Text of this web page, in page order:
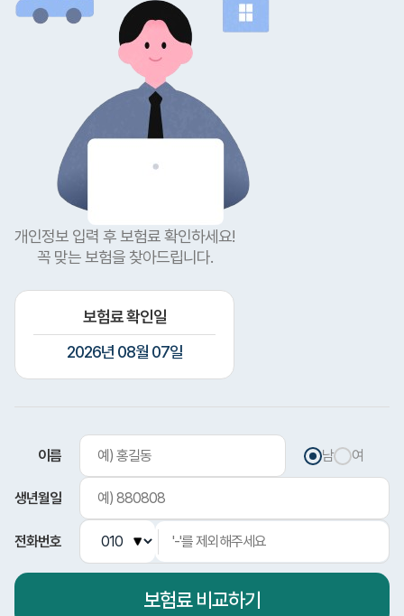
개인정보 입력 후 보험료 확인하세요!
꼭 맞는 보험을 찾아드립니다.
보험료 확인일
2026년 08월 07일
이름 남 여
생년월일
전화번호
보험료비교하기